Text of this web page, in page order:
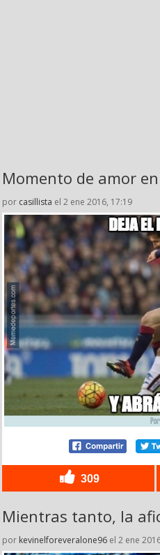
Momento de amor
por casillista el 2 ene 2016, 17:19
309
Mientras tanto, la
por kevinelforeveralone96 el 2 ene